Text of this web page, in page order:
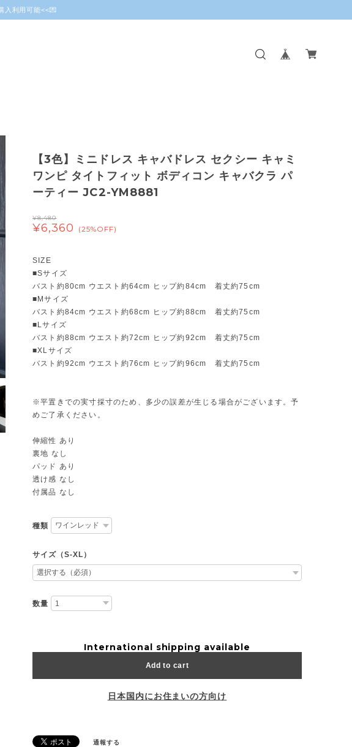
入利用可能<<💌
【3色】ミニドレス キャバドレス セクシー キャミ
ワンピ タイトフィット ボディコン キャバクラ パ
ーティー JC2-YM8881
¥8,480
¥6,360 (25%OFF)
SIZE
■Sサイズ
バスト約80cm ウエスト約64cm ヒップ約84cm 着丈約75cm
■Mサイズ
バスト約84cm ウエスト約68cm ヒップ約88cm 着丈約75cm
■Lサイズ
バスト約88cm ウエスト約72cm ヒップ約92cm 着丈約75cm
■XLサイズ
バスト約92cm ウエスト約76cm ヒップ約96cm 着丈約75cm
※平置きでの実寸採寸のため、多少の誤差が生じる場合がございます。予
めご了承ください。
伸縮性 あり
裏地 なし
パッド あり
透け感 なし
付属品 なし
種類
サイズ（S-XL）
数量
International shipping available
Add to cart
日本国内にお住まいの方向け
通報する